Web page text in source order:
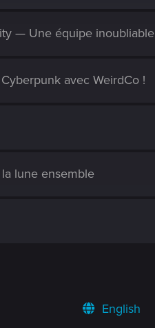
— Une équipe inoubliable
avec WeirdCo !
lune ensemble
English